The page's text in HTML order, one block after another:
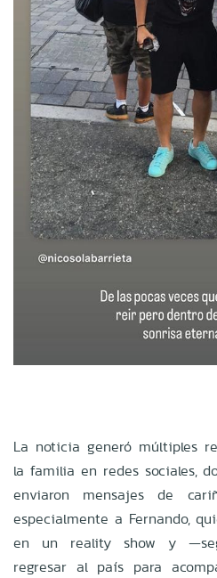
La noticia generó múltiples
la familia en redes sociales,
enviaron mensajes de
especialmente a Fernando,
en un reality show y
regresar al país para